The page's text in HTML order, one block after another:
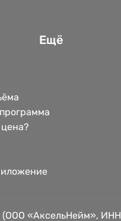
Ещё
(ООО «АксельНейм», ИНН